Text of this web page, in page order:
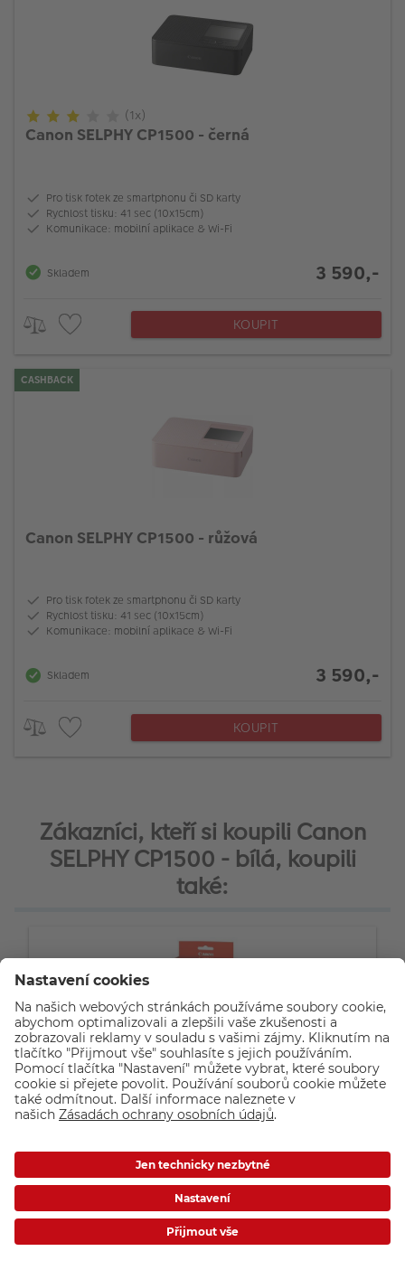
(1x)
Canon SELPHY CP1500 - černá
Pro tisk fotek ze smartphonu či SD karty
Rychlost tisku: 41 sec (10x15cm)
Komunikace: mobilní aplikace & Wi-Fi
Skladem 3 590,-
KOUPIT
CASHBACK
Canon SELPHY CP1500 - růžová
Pro tisk fotek ze smartphonu či SD karty
Rychlost tisku: 41 sec (10x15cm)
Komunikace: mobilní aplikace & Wi-Fi
Skladem 3 590,-
KOUPIT
Zákazníci, kteří si koupili Canon
SELPHY CP1500 - bílá, koupili
také:
Canon SELPHY KP-36IP - inkoustová kazeta
s fotopapíry
36 ks fotopapírů (10x15cm)
Kazeta s inkoustem (termosublimační tisk)
Pro tiskárny Canon SELPHY CP